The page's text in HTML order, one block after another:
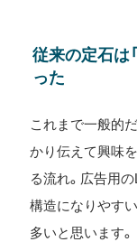
従来の定石は
った
これまで一般的
かり伝えて興味
る流れ。広告用
構造になりやす
多いと思います。